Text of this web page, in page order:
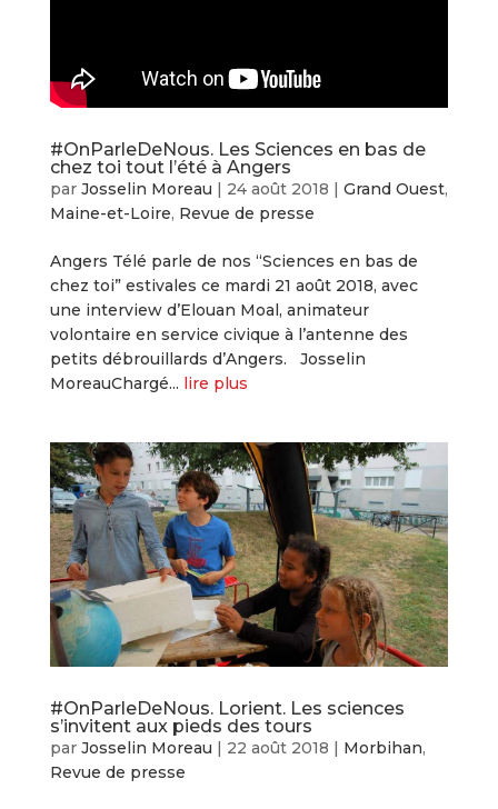
#OnParleDeNous. Les Sciences en bas de
chez toi tout l’été à Angers
par Josselin Moreau | 24 août 2018 | Grand Ouest,
Maine-et-Loire, Revue de presse
Angers Télé parle de nos “Sciences en bas de
chez toi” estivales ce mardi 21 août 2018, avec
une interview d’Elouan Moal, animateur
volontaire en service civique à l’antenne des
petits débrouillards d’Angers. Josselin
MoreauChargé... lire plus
#OnParleDeNous. Lorient. Les sciences
s’invitent aux pieds des tours
par Josselin Moreau | 22 août 2018 | Morbihan,
Revue de presse